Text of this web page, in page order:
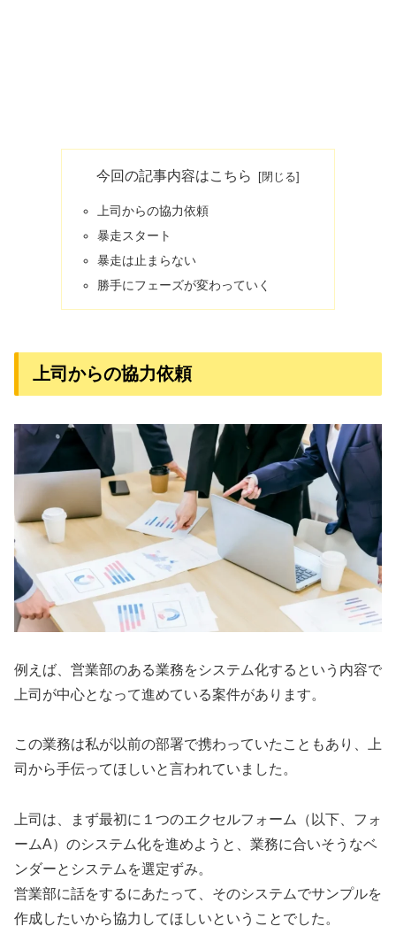
今回の記事内容はこちら
上司からの協力依頼
暴走スタート
暴走は止まらない
勝手にフェーズが変わっていく
上司からの協力依頼
例えば、営業部のある業務をシステム化するという内容で
上司が中心となって進めている案件があります。
この業務は私が以前の部署で携わっていたこともあり、上
司から手伝ってほしいと言われていました。
上司は、まず最初に１つのエクセルフォーム（以下、フォ
ームA）のシステム化を進めようと、業務に合いそうなベ
ンダーとシステムを選定ずみ。
営業部に話をするにあたって、そのシステムでサンプルを
作成したいから協力してほしいということでした。